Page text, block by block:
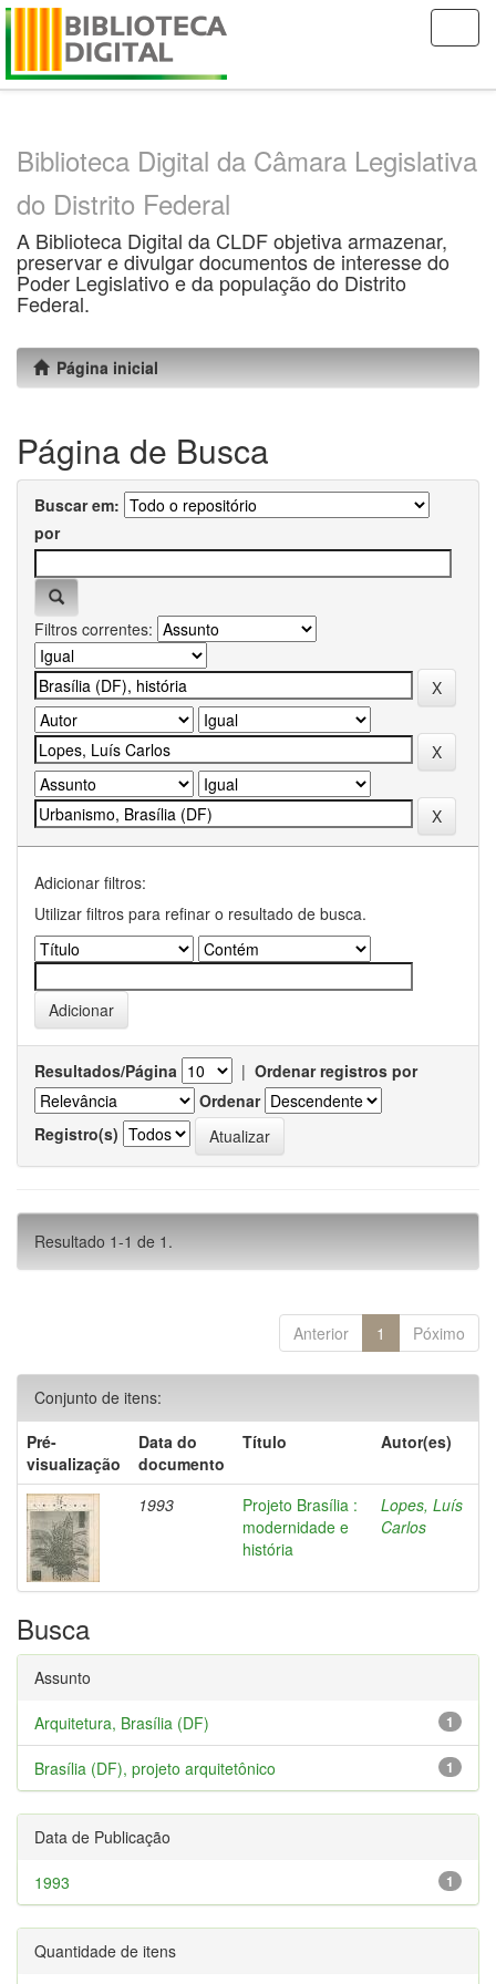
Skip
Biblioteca Digital da Câmara Legislativa
do Distrito Federal
A Biblioteca Digital da CLDF objetiva armazenar,
preservar e divulgar documentos de interesse do
Poder Legislativo e da população do Distrito
Federal.
Página inicial
Página de Busca
Buscar em:
por
Filtros correntes:
Adicionar filtros:
Utilizar filtros para refinar o resultado de busca.
Resultados/Página | Ordenar registros por
Ordenar
Registro(s)
Resultado 1-1 de 1.
Anterior 1 Póximo
Conjunto de itens:
Pré-
visualização
Data do
documento
Título Autor(es)
1993
Projeto Brasília :
modernidade e
história
Lopes, Luís
Carlos
Busca
Assunto
1
Arquitetura, Brasília (DF)
1
Brasília (DF), projeto arquitetônico
Data de Publicação
1
1993
Quantidade de itens